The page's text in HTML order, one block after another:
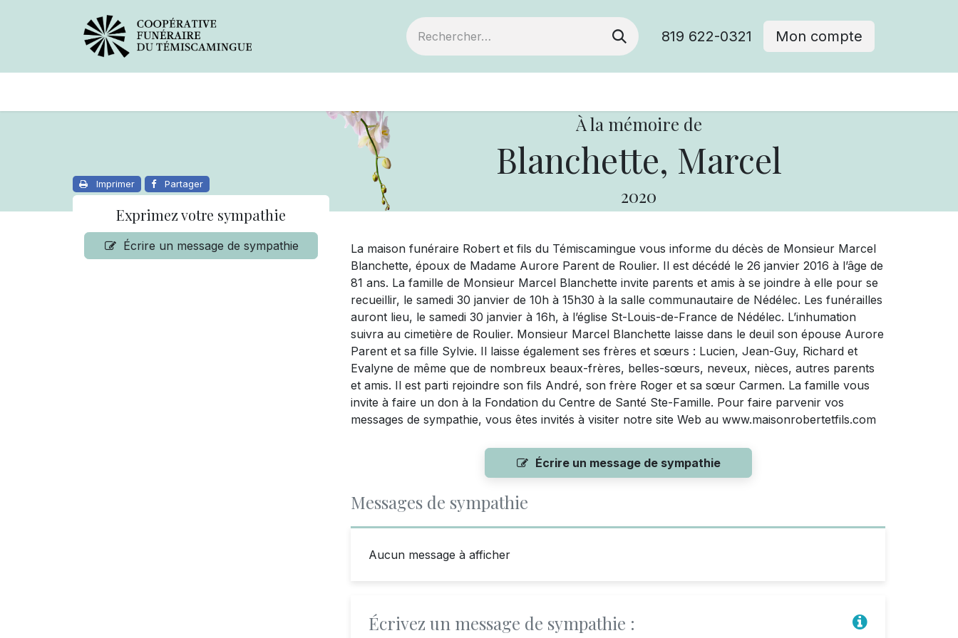
819 622-0321 Mon compte
À la mémoire de
Blanchette, Marcel
2020
Imprimer Partager
Exprimez votre sympathie
Écrire un message de sympathie
La maison funéraire Robert et fils du Témiscamingue vous informe du décès de Monsieur Marcel
Blanchette, époux de Madame Aurore Parent de Roulier. Il est décédé le 26 janvier 2016 à l’âge de
81 ans. La famille de Monsieur Marcel Blanchette invite parents et amis à se joindre à elle pour se
recueillir, le samedi 30 janvier de 10h à 15h30 à la salle communautaire de Nédélec. Les funérailles
auront lieu, le samedi 30 janvier à 16h, à l’église St-Louis-de-France de Nédélec. L’inhumation
suivra au cimetière de Roulier. Monsieur Marcel Blanchette laisse dans le deuil son épouse Aurore
Parent et sa fille Sylvie. Il laisse également ses frères et sœurs : Lucien, Jean-Guy, Richard et
Evalyne de même que de nombreux beaux-frères, belles-sœurs, neveux, nièces, autres parents
et amis. Il est parti rejoindre son fils André, son frère Roger et sa sœur Carmen. La famille vous
invite à faire un don à la Fondation du Centre de Santé Ste-Famille. Pour faire parvenir vos
messages de sympathie, vous êtes invités à visiter notre site Web au www.maisonrobertetfils.com
Écrire un message de sympathie
Messages de sympathie
Aucun message à afficher
Écrivez un message de sympathie :